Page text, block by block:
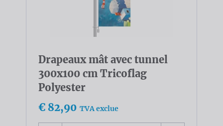
Drapeaux mât avec tunnel
300x100 cm Tricoflag
Polyester
€ 82,90 TVA exclue